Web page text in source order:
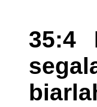
35:4